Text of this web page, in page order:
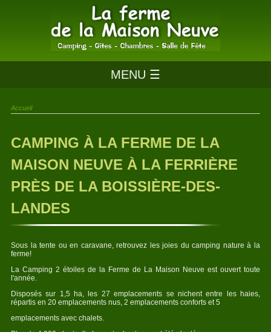
MENU ☰
Accueil
CAMPING À LA FERME DE LA
MAISON NEUVE À LA FERRIÈRE
PRÈS DE LA BOISSIÈRE-DES-
LANDES
Sous la tente ou en caravane, retrouvez les joies du camping nature à la
ferme!
La Camping 2 étoiles de la Ferme de La Maison Neuve est ouvert toute
l'année.
Disposés sur 1,5 ha, les 27 emplacements se nichent entre les haies,
répartis en 20 emplacements nus, 2 emplacements conforts et 5
emplacements avec chalets.